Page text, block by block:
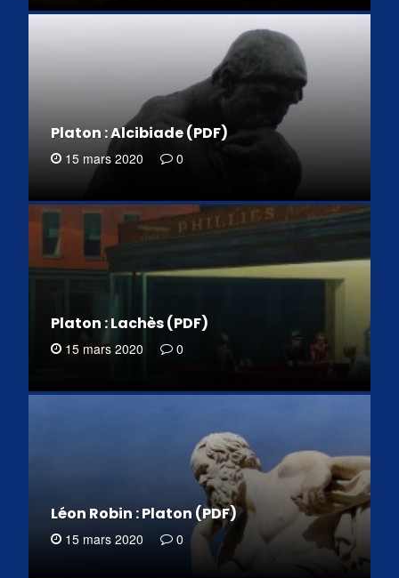
Platon : Alcibiade (PDF)
15 mars 2020 0
Platon : Lachès (PDF)
15 mars 2020 0
Léon Robin : Platon (PDF)
15 mars 2020 0